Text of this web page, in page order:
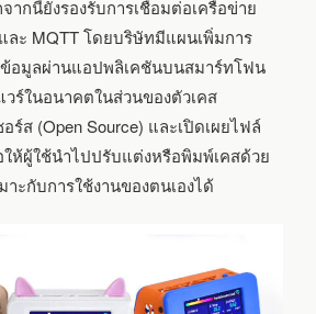
ากนี้ยังรองรับการเชื่อมต่อเครือข่าย
ละ MQTT โดยบริษัทมีแผนเพิ่มการ
ข้อมูลผ่านแอปพลิเคชันบนสมาร์ทโฟน
ร์ในอนาคตในส่วนของตัวเคส
ร์ส (Open Source) และเปิดเผยไฟล์
ให้ผู้ใช้นำไปปรับแต่งหรือพิมพ์เคสด้วย
าะกับการใช้งานของตนเองได้